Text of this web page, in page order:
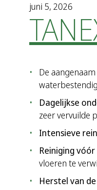
juni 5, 2026
De
Dagelijkse
zeer vervuilde
Intensieve
Reiniging
vloeren te
Herstel van